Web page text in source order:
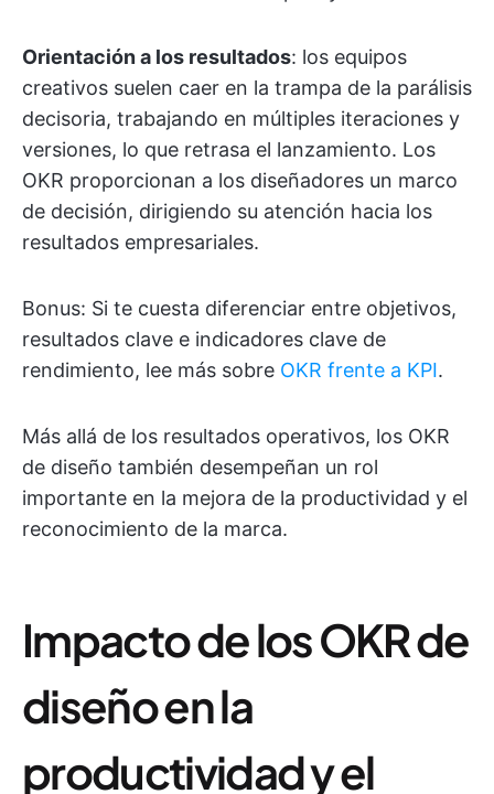
Orientación a los resultados: los equipos
creativos suelen caer en la trampa de la parálisis
decisoria, trabajando en múltiples iteraciones y
versiones, lo que retrasa el lanzamiento. Los
OKR proporcionan a los diseñadores un marco
de decisión, dirigiendo su atención hacia los
resultados empresariales.
Bonus: Si te cuesta diferenciar entre objetivos,
resultados clave e indicadores clave de
rendimiento, lee más sobre OKR frente a KPI.
Más allá de los resultados operativos, los OKR
de diseño también desempeñan un rol
importante en la mejora de la productividad y el
reconocimiento de la marca.
Impacto de los OKR de
diseño en la
productividad y el